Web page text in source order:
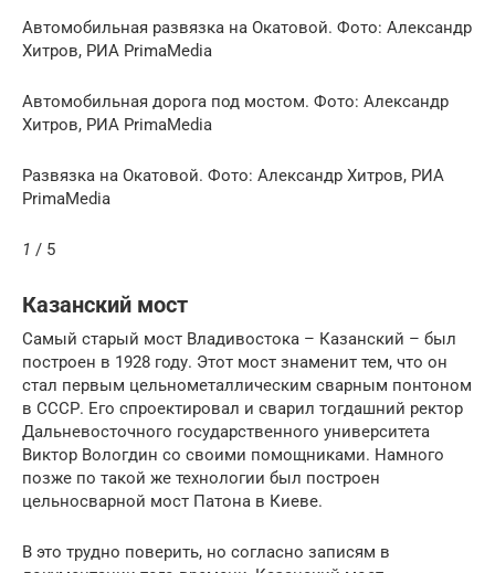
Автомобильная развязка на Окатовой. Фото: Александр
Хитров, РИА PrimaMedia
Автомобильная дорога под мостом. Фото: Александр
Хитров, РИА PrimaMedia
Развязка на Окатовой. Фото: Александр Хитров, РИА
PrimaMedia
1 / 5
Казанский мост
Самый старый мост Владивостока – Казанский – был
построен в 1928 году. Этот мост знаменит тем, что он
стал первым цельнометаллическим сварным понтоном
в СССР. Его спроектировал и сварил тогдашний ректор
Дальневосточного государственного университета
Виктор Вологдин со своими помощниками. Намного
позже по такой же технологии был построен
цельносварной мост Патона в Киеве.
В это трудно поверить, но согласно записям в